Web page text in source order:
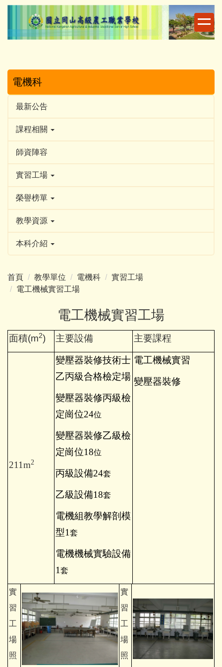
跳
主
電機科
最新公告
課程相關
師資陣容
實習工場
榮譽榜單
教學資源
本科介紹
首頁 教學單位 電機科
實習工場
電工機械實習工場
電工機械實習工場
面積(m2) 主要設備 主要課程
211m2
變壓器裝修技術士
乙丙級合格檢定場
變壓器裝修丙級檢
定崗位24位
變壓器裝修乙級檢
定崗位18位
丙級設備24套
乙級設備18套
電機組教學解剖模
型1 套
電機機械實驗設備
1 套
電工機械實習
變壓器裝修
實
習
工
場
照
實
習
工
場
照